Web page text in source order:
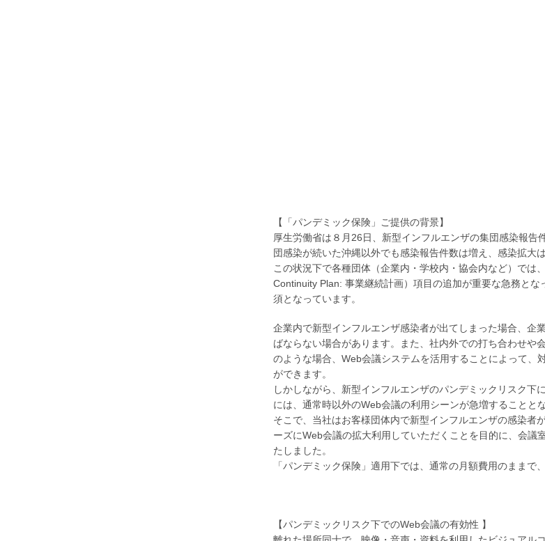
【「パンデミック保険」ご提供の背景】
厚生労働省は８月26日、新型インフルエンザの集団感染報
団感染が続いた沖縄以外でも感染報告件数は増え、感染拡大
この状況下で各種団体（企業内・学校内・協会内など）で
Continuity Plan: 事業継続計画）項目の追加が重要な急務と
須となっています。
企業内で新型インフルエンザ感染者が出てしまった場合、企
ばならない場合があります。また、社内外での打ち合わせや
のような場合、Web会議システムを活用することによって
ができます。
しかしながら、新型インフルエンザのパンデミックリスク
には、通常時以外のWeb会議の利用シーンが急増することと
そこで、当社はお客様団体内で新型インフルエンザの感染者
ーズにWeb会議の拡大利用していただくことを目的に、会
たしました。
「パンデミック保険」適用下では、通常の月額費用のままで
【パンデミックリスク下でのWeb会議の有効性 】